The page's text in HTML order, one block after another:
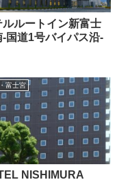
ルルートイン新富士
国道1号バイパス沿‐
富士宮
NISHIMURA